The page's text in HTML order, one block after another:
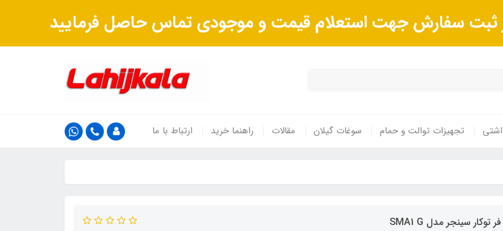
از ثبت سفارش جهت استعلام قیمت و موجودی تماس حاصل فرمایید
تجهیزات توالت و حمام سوغات گیلان مقالات راهنما خرید ارتباط با ما
فر توکار سینجر مدل SMA1 G